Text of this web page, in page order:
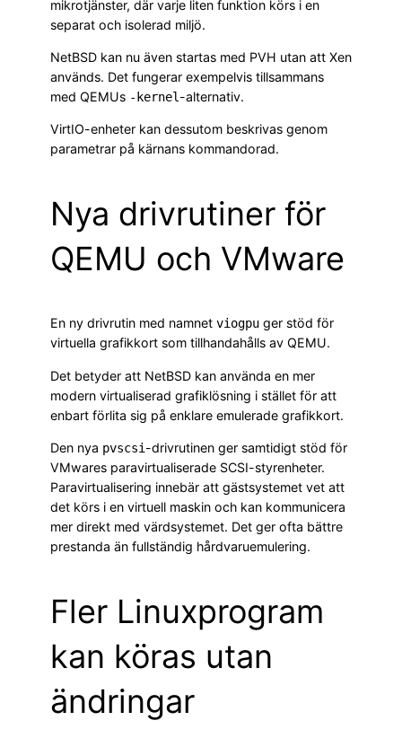
mikrotjänster, där varje liten funktion körs i en
separat och isolerad miljö.
NetBSD kan nu även startas med PVH utan att Xen
används. Det fungerar exempelvis tillsammans
med QEMUs -kernel -alternativ.
VirtIO-enheter kan dessutom beskrivas genom
parametrar på kärnans kommandorad.
Nya drivrutiner för
QEMU och VMware
En ny drivrutin med namnet viogpu ger stöd för
virtuella grafikkort som tillhandahålls av QEMU.
Det betyder att NetBSD kan använda en mer
modern virtualiserad grafiklösning i stället för att
enbart förlita sig på enklare emulerade grafikkort.
Den nya pvscsi -drivrutinen ger samtidigt stöd för
VMwares paravirtualiserade SCSI-styrenheter.
Paravirtualisering innebär att gästsystemet vet att
det körs i en virtuell maskin och kan kommunicera
mer direkt med värdsystemet. Det ger ofta bättre
prestanda än fullständig hårdvaruemulering.
Fler Linuxprogram
kan köras utan
ändringar